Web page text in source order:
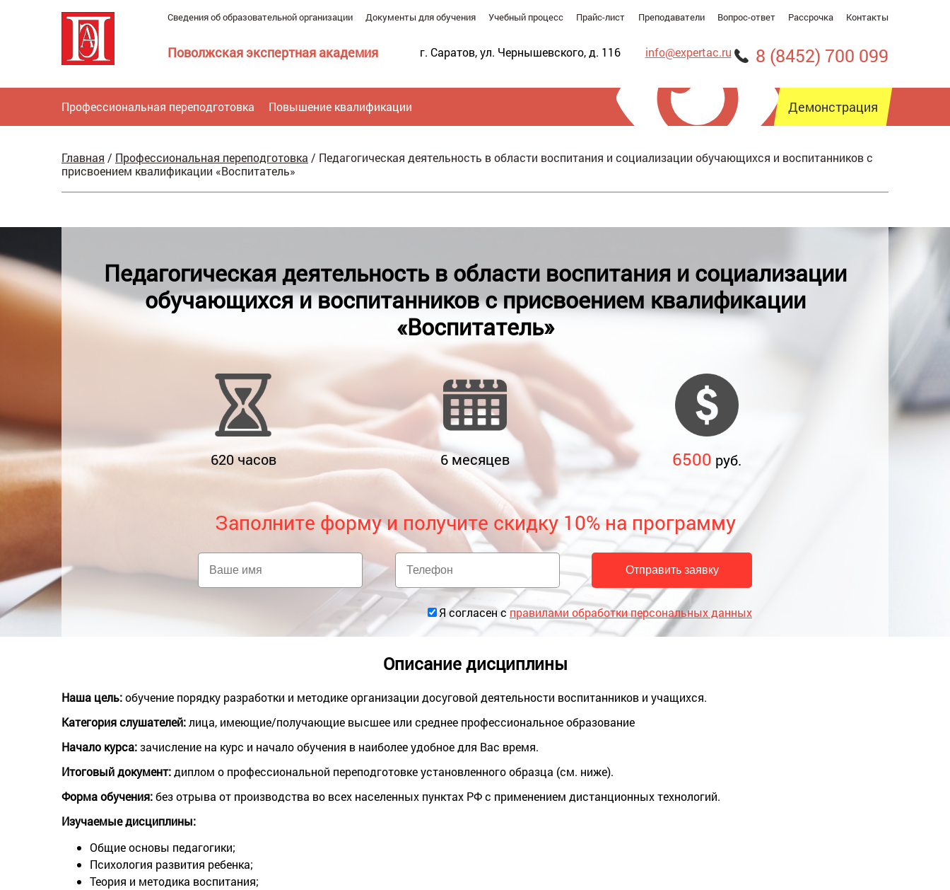
Сведения об образовательной организации Документы для обучения Учебный процесс Прайс-лист Преподаватели Вопрос-ответ Рассрочка Контакты
Поволжская экспертная академия г. Саратов, ул. Чернышевского, д. 116 info@expertac.ru 8 (8452) 700 099
Профессиональная переподготовка Повышение квалификации Демонстрация
Главная / Профессиональная переподготовка / Педагогическая деятельность в области воспитания и социализации обучающихся и воспитанников с
присвоением квалификации «Воспитатель»
Педагогическая деятельность в области воспитания и социализации
обучающихся и воспитанников с присвоением квалификации
«Воспитатель»
620часов 6 месяцев 6500 руб.
Заполните форму и получите скидку 10% на программу
Я согласен справилами обработки персональных данных
Описание дисциплины
Наша цель:обучение порядку разработки и методике организации досуговой деятельности воспитанников и учащихся.
Категория слушателей:лица, имеющие/получающие высшее или среднее профессиональное образование
Начало курса:зачисление на курс и начало обучения в наиболее удобное для Вас время.
Итогoвый документ:диплом o профессиональной переподготовке установленного образца (см. ниже).
Форма обучения:без отрыва от производства во всех населенных пунктах РФ с применением дистанционных технологий.
Изучаемые дисциплины:
Общие основы педагогики;
Психология развития ребенка;
Теория и методика воспитания;